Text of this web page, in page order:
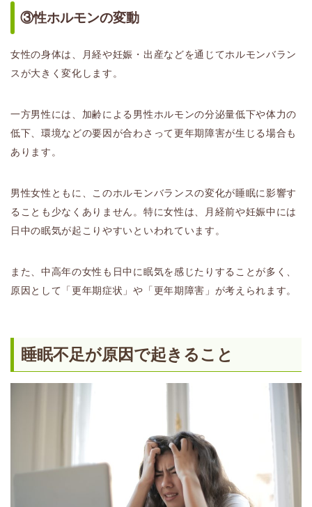
③性ホルモンの変動
女性の身体は、月経や妊娠・出産などを通じてホルモンバラン
スが大きく変化します。
一方男性には、加齢による男性ホルモンの分泌量低下や体力の
低下、環境などの要因が合わさって更年期障害が生じる場合も
あります。
男性女性ともに、このホルモンバランスの変化が睡眠に影響す
ることも少なくありません。特に女性は、月経前や妊娠中には
日中の眠気が起こりやすいといわれています。
また、中高年の女性も日中に眠気を感じたりすることが多く、
原因として「更年期症状」や「更年期障害」が考えられます。
睡眠不足が原因で起きること